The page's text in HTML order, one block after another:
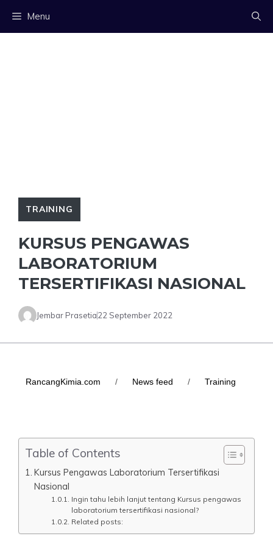
Menu
TRAINING
KURSUS PENGAWAS
LABORATORIUM
TERSERTIFIKASI NASIONAL
Jembar Prasetia22 September 2022
RancangKimia.com / News feed / Training
Table of Contents
Kursus Pengawas Laboratorium Tersertifikasi
Nasional
Ingin tahu lebih lanjut tentang Kursus pengawas
laboratorium tersertifikasi nasional?
Related posts: